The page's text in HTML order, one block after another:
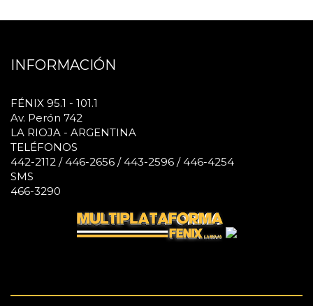
INFORMACIÓN
FÉNIX 95.1 - 101.1
Av. Perón 742
LA RIOJA - ARGENTINA
TELÉFONOS
442-2112 / 446-2656 / 443-2596 / 446-4254
SMS
466-3290